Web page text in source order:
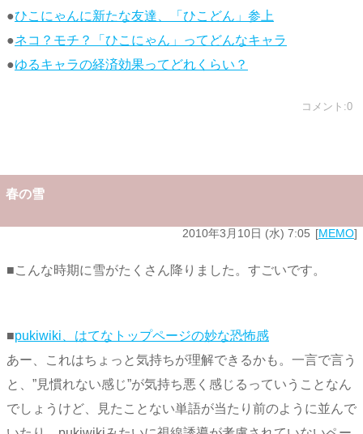
●ひこにゃんに新たな友達、「ひこどん」参上
●ネコ？モチ？「ひこにゃん」ってどんなキャラ
●ゆるキャラの経済効果ってどれくらい？
コメント:0
春の雪
2010年3月10日 (水) 7:05 MEMO
■こんな時期に雪がたくさん降りました。すごいです。
■pukiwiki、はてなトップページの妙な恐怖感
あー、これはちょっと気持ちが理解できるかも。一言で言う
と、”見慣れない感じ”が気持ち悪く感じるっていうことなん
でしょうけど、見たことない単語が当たり前のように並んで